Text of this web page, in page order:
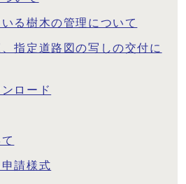
る樹木の管理について
指定道路図の写しの交付に
ロード
請様式